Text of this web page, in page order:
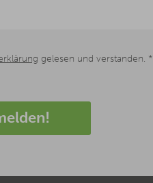
gelesen und verstanden. *